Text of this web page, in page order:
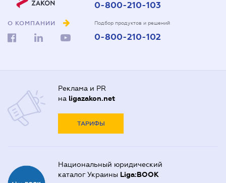
О КОМПАНИИ
0-800-210-103
Подбор продуктов и решений
0-800-210-102
Реклама и PR
на ligazakon.net
ТАРИФЫ
Национальный юридический
каталог Украины Liga:BOOK